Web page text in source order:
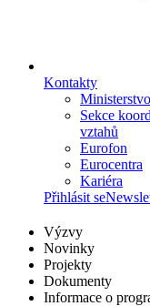
Kontakty
Sekce
vztahů
Eurofon
Eurocentra
Kariéra
Přihlásit se
Výzvy
Novinky
Projekty
Dokumenty
Informace o